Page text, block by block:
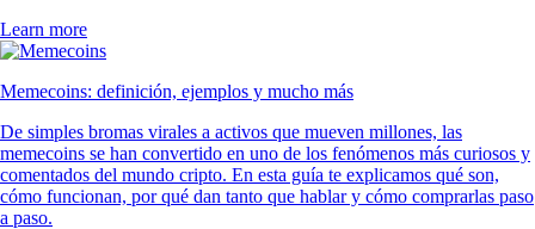
Learn more
Memecoins: definición, ejemplos y mucho más
De simples bromas virales a activos que mueven millones, las
memecoins se han convertido en uno de los fenómenos más curiosos y
comentados del mundo cripto. En esta guía te explicamos qué son,
cómo funcionan, por qué dan tanto que hablar y cómo comprarlas paso
a paso.